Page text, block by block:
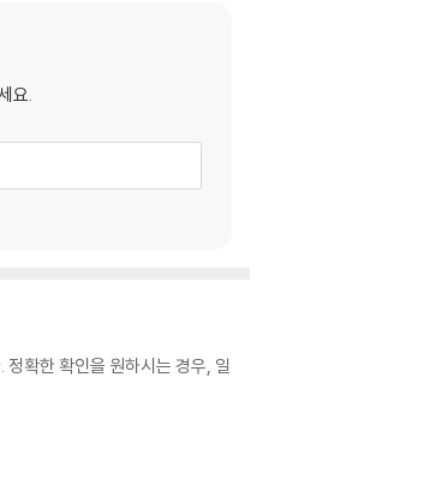
요.
확한 확인을 원하시는 경우, 일